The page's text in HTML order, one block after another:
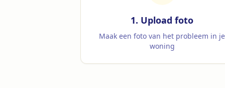
1. Upload foto
Maak een foto van het probleem in je
woning